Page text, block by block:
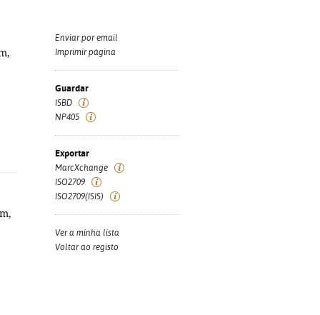
Enviar por email
Imprimir página
Guardar
ISBD
NP405
Exportar
MarcXchange
ISO2709
ISO2709(ISIS)
Ver a minha lista
Voltar ao registo